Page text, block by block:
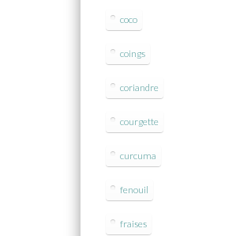
coco
coings
coriandre
courgette
curcuma
fenouil
fraises